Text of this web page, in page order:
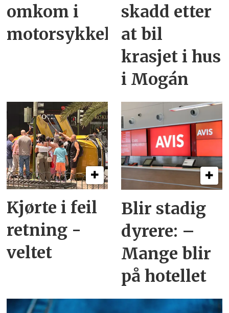
omkom i
motorsykkelulykke
skadd etter
at bil
krasjet i hus
i Mogán
Kjørte i feil
retning -
veltet
Blir stadig
dyrere: –
Mange blir
på hotellet